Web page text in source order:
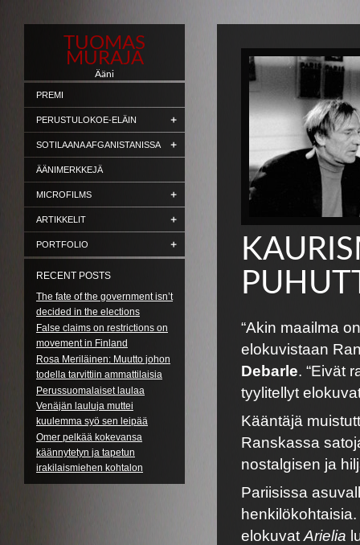
TUOMAS
MURAJA
Ääni
PREMI
PERUSTULOKOE-ELÄIN
SOTILAANA AFGANISTANISSA
ÄÄNIMERKKEJÄ
MICROFILMS
ARTIKKELIT
PORTFOLIO
RECENT POSTS
The fate of the government isn’t
decided in the elections
False claims on restrictions on
movement in Finland
Rosa Meriläinen: Muutto johon
todella tarvittiin ammattilaisia
Perussuomalaiset laulaa
Venäjän lauluja muttei
kuulemma syö sen leipää
Omer pelkää kokevansa
käännytetyn ja tapetun
irakilaismiehen kohtalon
“Akin maailma
elokuvistaan
Debarle. “Eivät
tyylitellyt
Kääntäjä
Ranskassa
nostalgisen ja
Pariisissa
elokuvat Arielia